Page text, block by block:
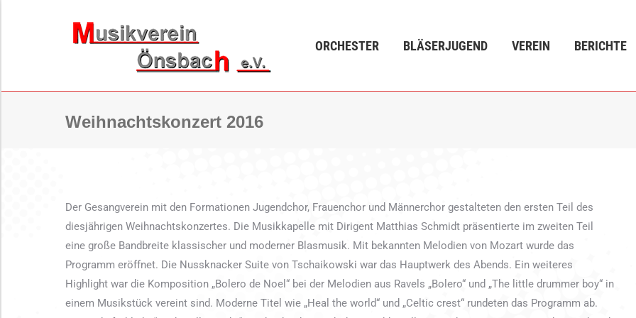
ORCHESTER BLÄSERJUGEND VEREIN BERICHTE
Weihnachtskonzert 2016
Der Gesangverein mit den Formationen Jugendchor, Frauenchor und Männerchor gestalteten den ersten Teil des
diesjährigen Weihnachtskonzertes. Die Musikkapelle mit Dirigent Matthias Schmidt präsentierte im zweiten Teil
eine große Bandbreite klassischer und moderner Blasmusik. Mit bekannten Melodien von Mozart wurde das
Programm eröffnet. Die Nussknacker Suite von Tschaikowski war das Hauptwerk des Abends. Ein weiteres
Highlight war die Komposition „Bolero de Noel“ bei der Melodien aus Ravels „Bolero“ und „The little drummer boy“ in
einem Musikstück vereint sind. Moderne Titel wie „Heal the world“ und „Celtic crest“ rundeten das Programm ab.